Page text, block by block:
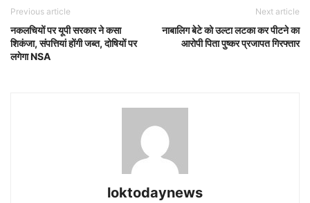
Previous article
नकलचियों पर यूपी सरकार ने कसा
शिकंजा, संपत्तियां होंगी जब्त, दोषियों पर
लगेगा NSA
Next article
नाबालिग बेटे को उल्टा लटका कर पीटने का
आरोपी पिता पुष्कर प्रजापत गिरफ्तार
loktodaynews